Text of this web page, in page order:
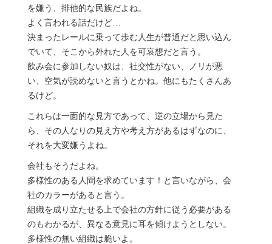
を嫌う、排他的な民族だよね。
よく言われる話だけど…
決まったレールに乗って歩む人生が普通だと思い込ん
でいて、そこから外れた人を可哀想だと言う。
飲み会に参加しない奴は、社交性がない、ノリが悪
い、空気が読めないと言うとかね。他にもたくさんあ
るけど。
これらは一面的な見方であって、逆の立場から見た
ら、その人なりの見え方や考え方があるはずなのに、
それを大変嫌うよね。
会社もそうだよね。
多様性のある人間を求めています！と言いながら、会
社のカラーがあると言う。
組織を成り立たせる上で会社の方針に従う必要がある
のもわかるが、異なる意見に耳を傾けようとしない。
多様性の無い組織は脆いよ。